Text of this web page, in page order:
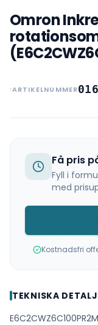
Omron
ARTIKELNUMMER
Få pris
Fyll i
med
Kostnadsfri
TEKNISKA